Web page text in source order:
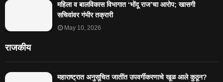
महिला व बालविकास विभागात ‘भोंदू राज’चा आरोप; खासगी
सचिवांवर गंभीर तक्रारी
May 10, 2026
राजकीय
महाराष्ट्रात अनुसूचित जातींत उपवर्गीकरणाचे खूळ आले कुठून?